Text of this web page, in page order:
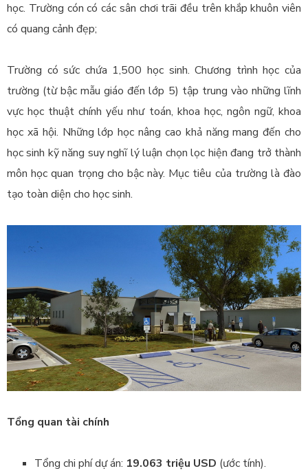
học. Trường cón có các sân chơi trãi đều trên khắp khuôn viên
có quang cảnh đẹp;
Trường có sức chứa 1,500 học sinh. Chương trình học của
trường (từ bậc mẫu giáo đến lớp 5) tập trung vào những lĩnh
vực học thuật chính yếu như toán, khoa học, ngôn ngữ, khoa
học xã hội. Những lớp học nâng cao khả năng mang đến cho
học sinh kỹ năng suy nghĩ lý luận chọn lọc hiện đang trở thành
môn học quan trọng cho bậc này. Mục tiêu của trường là đào
tạo toàn diện cho học sinh.
Tổng quan tài chính
Tổng chi phí dự án: 19.063 triệu USD (ước tính).